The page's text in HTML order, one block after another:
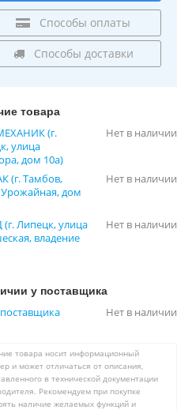
Способы оплаты
Способы доставки
товара
(г.
улица
дом 10а)
Нет в наличии
(г. Тамбов,
дом
Нет в наличии
Липецк, улица
владение
Нет в наличии
у поставщика
Нет в наличии
товара носит информационный
и может отличаться от описания,
в технической документации
Рекомендуем при покупке
наличие желаемых функций и